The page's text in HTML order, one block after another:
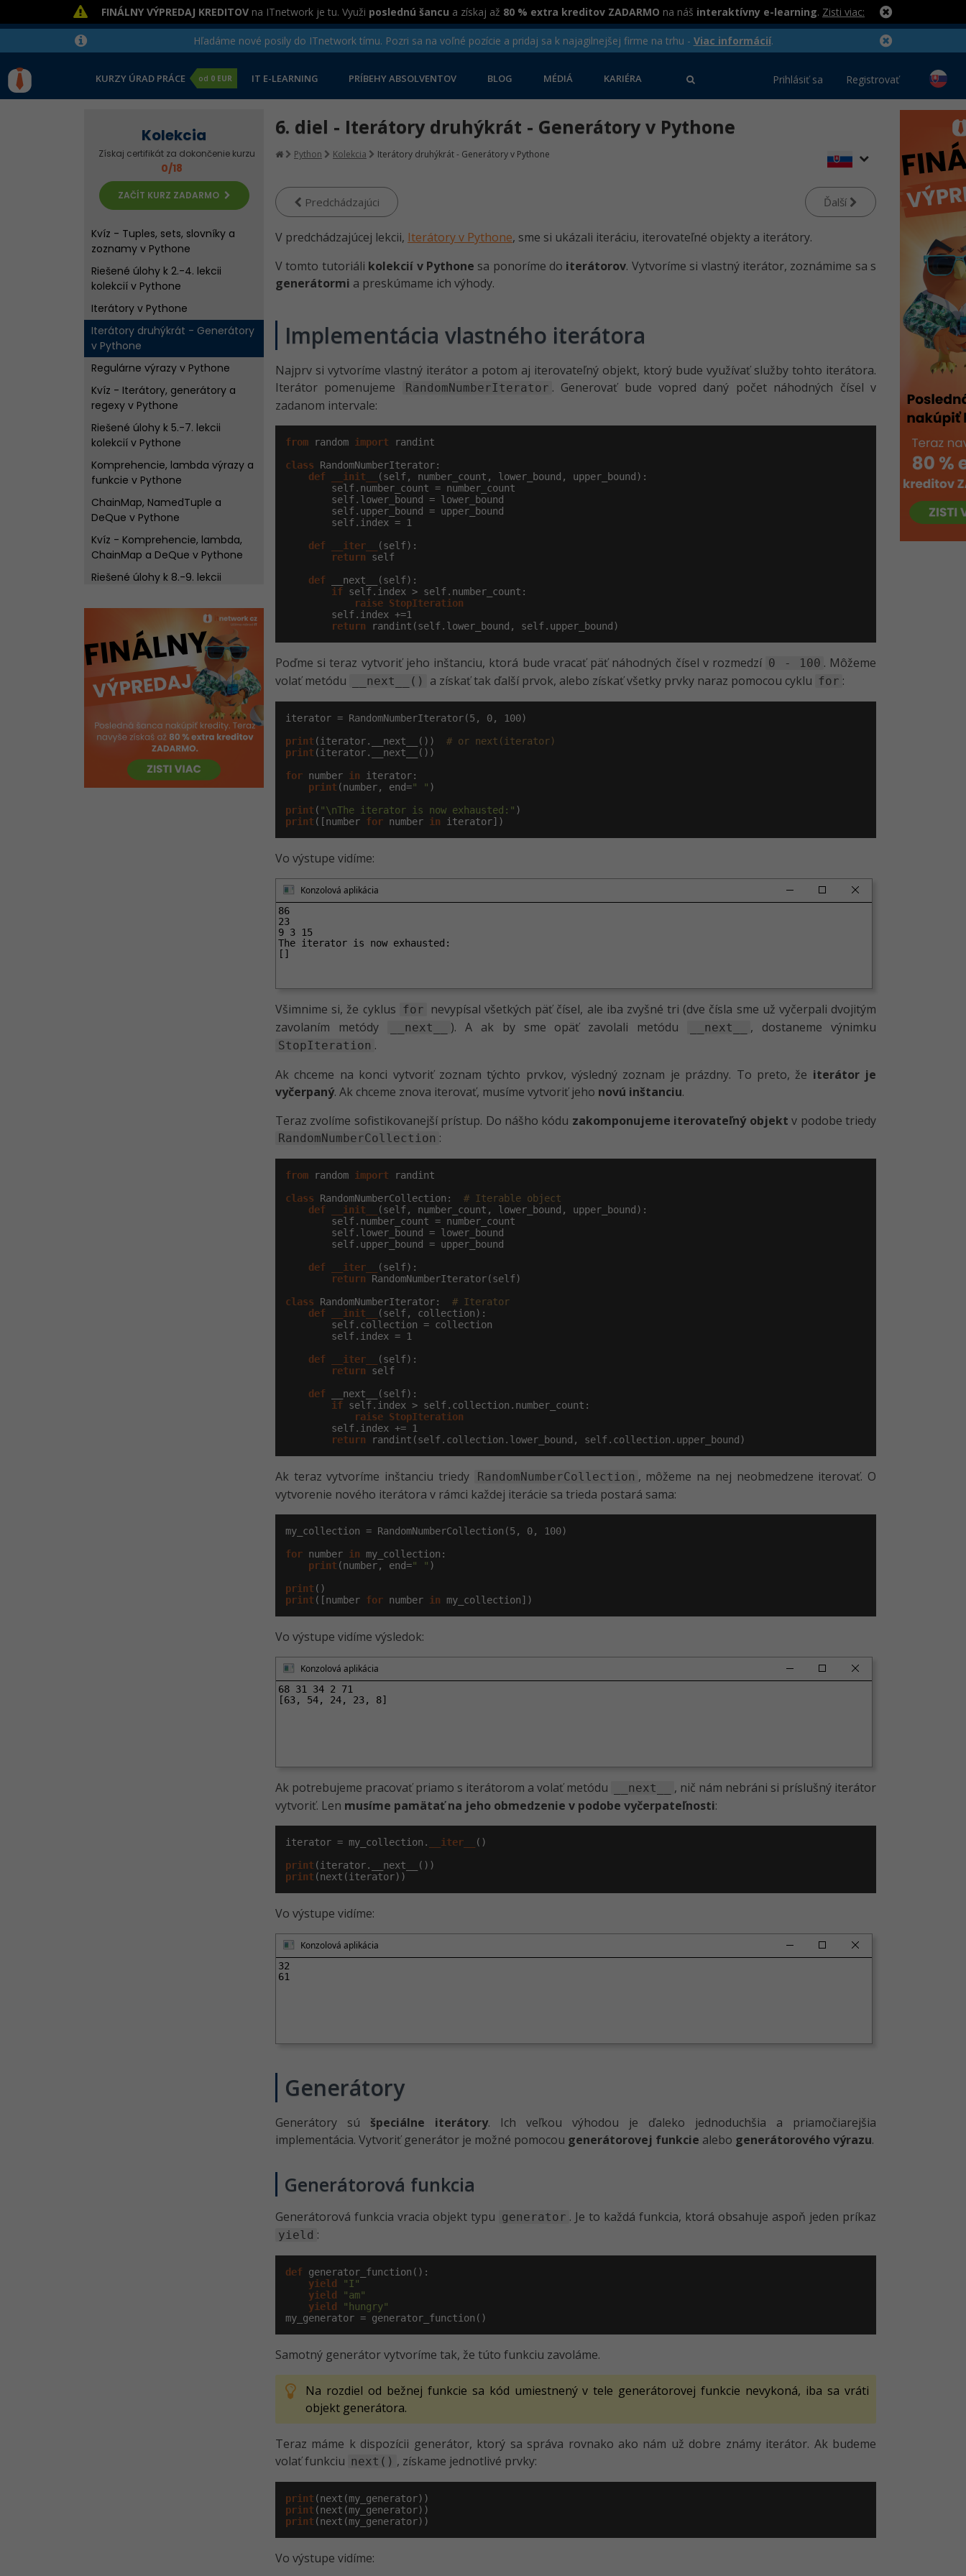
FINÁLNY VÝPREDAJ KREDITOV na ITnetwork je tu. Využi poslednú šancu a získaj až 80 % extra kreditov ZADARMO na náš interaktívny e-learning. Zisti viac:
Hľadáme nové posily do ITnetwork tímu. Pozri sa na voľné pozície a pridaj sa k najagilnejšej firme na trhu - Viac informácií.
KURZY ÚRAD PRÁCE od 0 EUR IT E-LEARNING PRÍBEHY ABSOLVENTOV BLOG MÉDIÁ KARIÉRA Prihlásiť sa Registrovať
Kolekcia
Získaj certifikát za dokončenie kurzu
0/18
ZAČÍT KURZ ZADARMO
Úvod do kolekcií v Pythone
Tuples a množiny v Pythone
Slovníky v Pythone
Viacrozmerné zoznamy v
Pythone
Kvíz - Tuples, sets, slovníky a
zoznamy v Pythone
Riešené úlohy k 2.-4. lekcii
kolekcií v Pythone
Iterátory v Pythone
Iterátory druhýkrát - Generátory
v Pythone
Regulárne výrazy v Pythone
Kvíz - Iterátory, generátory a
regexy v Pythone
Riešené úlohy k 5.-7. lekcii
kolekcií v Pythone
Komprehencie, lambda výrazy a
funkcie v Pythone
ChainMap, NamedTuple a
DeQue v Pythone
Kvíz - Komprehencie, lambda,
ChainMap a DeQue v Pythone
Riešené úlohy k 8.-9. lekcii
Counter, OrderedDict a
defaultdict v Pythone
Riešené úlohy k 10. lekcii kolekcií
v Pythone
Kvíz - Kolekcie v Pythone
6. diel - Iterátory druhýkrát - Generátory v Pythone
Python Kolekcia Iterátory druhýkrát - Generátory v Pythone
Predchádzajúci Ďalší
V predchádzajúcej lekcii, Iterátory v Pythone, sme si ukázali iteráciu, iterovateľné objekty a iterátory.
V tomto tutoriáli kolekcií v Pythone sa ponoríme do iterátorov. Vytvoríme si vlastný iterátor, zoznámime sa s
generátormi a preskúmame ich výhody.
Implementácia vlastného iterátora
Najprv si vytvoríme vlastný iterátor a potom aj iterovateľný objekt, ktorý bude využívať služby tohto iterátora.
Iterátor pomenujeme
RandomNumberIterator . Generovať bude vopred daný počet náhodných čísel v
zadanom intervale:
from random import randint
class RandomNumberIterator:
def
__init__
(self, number_count, lower_bound, upper_bound):
        self.number_count = number_count
        self.lower_bound = lower_bound
        self.upper_bound = upper_bound
        self.index =
1
def
__iter__
(self):
return self
def __next__(self):
if self.index > self.number_count:
raise StopIteration
        self.index +=
1
return randint(self.lower_bound, self.upper_bound)
Poďme si teraz vytvoriť jeho inštanciu, ktorá bude vracať päť náhodných čísel v rozmedzí 0 - 100 . Môžeme
volať metódu
__next__() a získať tak ďalší prvok, alebo získať všetky prvky naraz pomocou cyklu for :
iterator = RandomNumberIterator(5 , 0, 100)
print (iterator.__next__()) # or next(iterator)
print (iterator.__next__())
for number in iterator:
print (number, end=" " )
print ( "\nThe iterator is now exhausted:"
print ([number for number in iterator])
Vo výstupe vidíme:
Konzolová aplikácia
86
23
9 3 15
The iterator is now exhausted:
[]
Všimnime si, že cyklus for
nevypísal všetkých päť čísel, ale iba zvyšné tri (dve čísla sme už vyčerpali dvojitým
zavolaním metódy
__next__ ). A ak by sme opäť zavolali metódu __next__ , dostaneme výnimku
StopIteration .
Ak chceme na konci vytvoriť zoznam týchto prvkov, výsledný zoznam je prázdny. To preto, že iterátor je
vyčerpaný. Ak chceme znova iterovať, musíme vytvoriť jeho novú inštanciu.
Teraz zvolíme sofistikovanejší prístup. Do nášho kódu zakomponujeme iterovateľný objekt v podobe triedy
RandomNumberCollection :
from random import randint
class RandomNumberCollection: # Iterable object
def
__init__
(self, number_count, lower_bound, upper_bound):
        self.number_count = number_count
        self.lower_bound = lower_bound
        self.upper_bound = upper_bound
def
__iter__
(self):
return RandomNumberIterator(self)
class RandomNumberIterator: # Iterator
def
__init__
(self, collection):
        self.collection = collection
        self.index =
1
def
__iter__
(self):
return self
def __next__(self):
if self.index > self.collection.number_count:
raise StopIteration
        self.index +=
1
return randint(self.collection.lower_bound, self.collection.upper_bound)
Ak teraz vytvoríme inštanciu triedy RandomNumberCollection , môžeme na nej neobmedzene iterovať. O
vytvorenie nového iterátora v rámci každej iterácie sa trieda postará sama:
my_collection = RandomNumberCollection(5 , 0, 100)
for number in my_collection:
print (number, end=" " )
print
print ([number for number in my_collection])
Vo výstupe vidíme výsledok:
Konzolová aplikácia
68 31 34 2 71
[63, 54, 24, 23, 8]
Ak potrebujeme pracovať priamo s iterátorom a volať metódu __next__
, nič nám nebráni si príslušný iterátor
vytvoriť. Len musíme pamätať na jeho obmedzenie v podobe vyčerpateľnosti:
iterator = my_collection. __iter__
()
print
print (next(iterator))
Vo výstupe vidíme:
Konzolová aplikácia
32
61
Generátory
Generátory sú špeciálne iterátory. Ich veľkou výhodou je ďaleko jednoduchšia a priamočiarejšia
implementácia. Vytvoriť generátor je možné pomocou generátorovej funkcie alebo generátorového výrazu.
Generátorová funkcia
Generátorová funkcia vracia objekt typu generator . Je to každá funkcia, ktorá obsahuje aspoň jeden príkaz
yield :
def generator_function():
yield
"I"
yield
"am"
yield
"hungry"
my_generator = generator_function()
Samotný generátor vytvoríme tak, že túto funkciu zavoláme.
Na rozdiel od bežnej funkcie sa kód umiestnený v tele generátorovej funkcie nevykoná, iba sa vráti
objekt generátora.
Teraz máme k dispozícii generátor, ktorý sa správa rovnako ako nám už dobre známy iterátor. Ak budeme
volať funkciu next() , získame jednotlivé prvky:
print
print
print (next(my_generator))
Vo výstupe vidíme: